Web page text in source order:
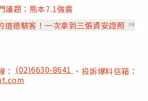
議題：熊本7.1強震
道德駭客！一次拿到三張資安證照
PR
： (02)6630-8641 、投訴爆料信箱：